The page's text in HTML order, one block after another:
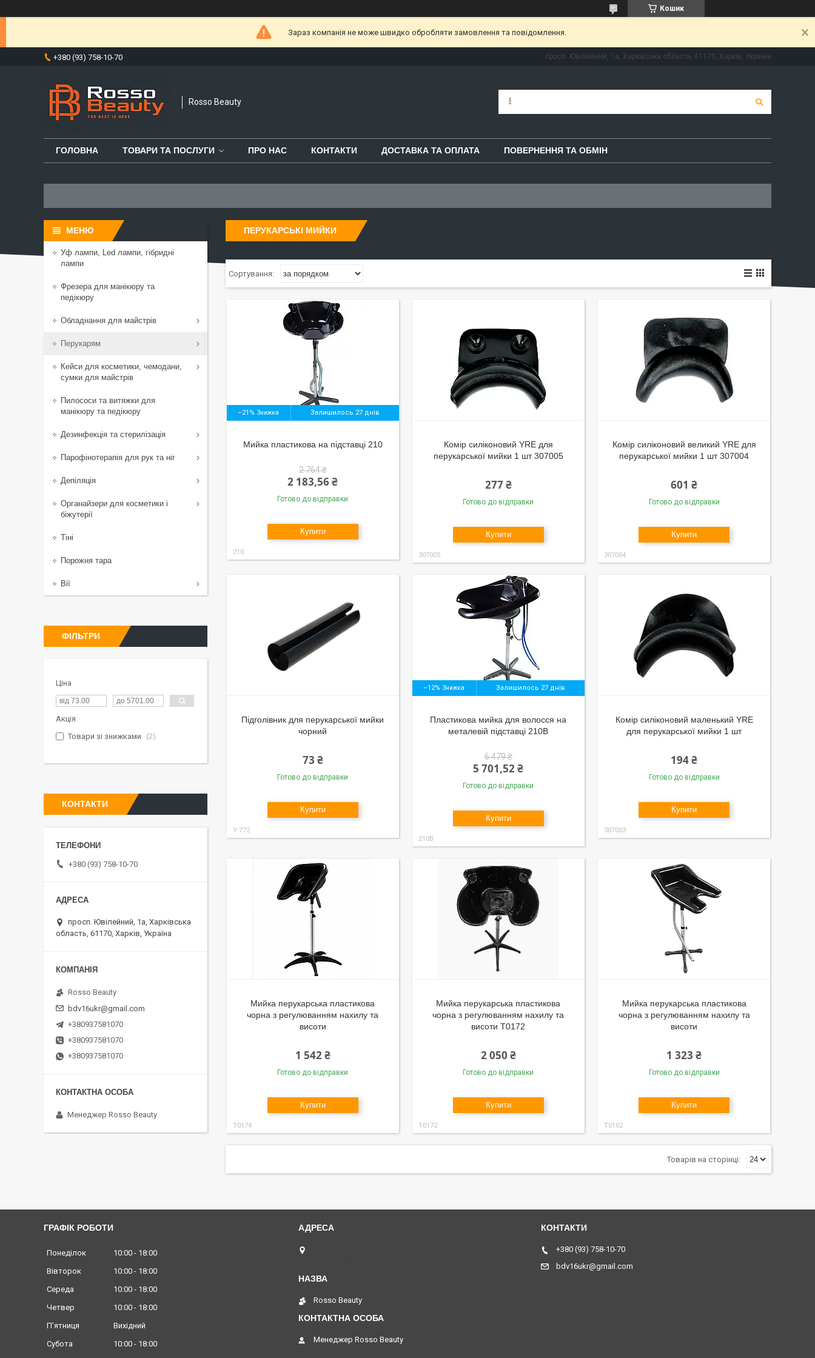
Кошик
Зараз компанія не може швидко обробляти замовлення та повідомлення.
+380 (93) 758-10-70 просп. Ювілейний, 1а, Харківська область, 61170, Харків, Україна
Rosso Beauty
ГОЛОВНА ТОВАРИ ТА ПОСЛУГИ ПРО НАС КОНТАКТИ ДОСТАВКА ТА ОПЛАТА ПОВЕРНЕННЯ ТА ОБМІН
ПЕРУКАРСЬКІ МИЙКИ
–21% Залишилось 27 днів
Мийка пластикова на підставці 210
2 764 ₴
2 183,56 ₴
Готово до відправки
Купити
210
Комір силіконовий YRE для
перукарської мийки 1 шт 307005
277 ₴
Готово до відправки
Купити
307005
Комір силіконовий великий YRE для
перукарської мийки 1 шт 307004
601 ₴
Готово до відправки
Купити
307004
Підголівник для перукарської мийки
чорний
73 ₴
Готово до відправки
Купити
Y-772
–12% Залишилось 27 днів
Пластикова мийка для волосся на
металевій підставці 210B
6 479 ₴
5 701,52 ₴
Готово до відправки
Купити
210B
Комір силіконовий маленький YRE
для перукарської мийки 1 шт
194 ₴
Готово до відправки
Купити
307003
Мийка перукарська пластикова
чорна з регулюванням нахилу та
висоти
1 542 ₴
Готово до відправки
Купити
T0174
Мийка перукарська пластикова
чорна з регулюванням нахилу та
висоти T0172
2 050 ₴
Готово до відправки
Купити
T0172
Мийка перукарська пластикова
чорна з регулюванням нахилу та
висоти
1 323 ₴
Готово до відправки
Купити
T0102
Уф лампи, Led лампи, гібридні
лампи
Фрезера для манікюру та
педікюру
Обладнання для майстрів
Перукарям
Кейси для косметики, чемодани,
сумки для майстрів
Пилососи та витяжки для
манікюру та педікюру
Дезинфекція та стерилізація
Парофінотерапія для рук та ніг
Депіляція
Органайзери для косметики і
біжутерії
Тіні
Порожня тара
Вії
ФІЛЬТРИ
Ціна
Акція
Товари зі знижками
2
КОНТАКТИ
+380 (93) 758-10-70
просп. Ювілейний, 1а, Харківська
область, 61170, Харків, Україна
Rosso Beauty
bdv16ukr@gmail.com
+380937581070
+380937581070
+380937581070
Менеджер Rosso Beauty
ГРАФІК РОБОТИ
Понеділок 10:00
18:00
Вівторок
10:00
18:00
Середа
10:00
18:00
Четвер
10:00
18:00
Пʼятниця
Вихідний
Субота
10:00
18:00
Rosso Beauty
Менеджер Rosso Beauty
+380 (93) 758-10-70
bdv16ukr@gmail.com